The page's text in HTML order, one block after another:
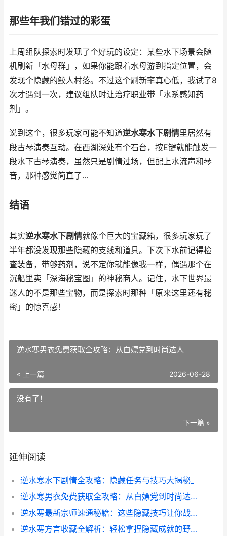
那些年我们错过的彩蛋
上周组队探索时发现了个好玩的设定：某些水下场景会随
机刷新「水母群」，如果你能跟着水母游到指定位置，会
发现个隐藏的鲛人村落。不过这个刷新率真心低，我试了8
次才遇到一次，建议组队时让治疗职业带「水系感知药
剂」。
说到这个，很多玩家可能不知道逆水寒水下剧情里居然有
段古琴演奏互动。在西湖深处有个石台，按E键就能触发一
段水下古琴演奏，虽然只是剧情过场，但配上水流声和琴
音，那种感觉简直了...
结语
其实逆水寒水下剧情就像个巨大的宝藏箱，很多玩家玩了
半年都没发现那些隐藏的支线和道具。下次下水前记得检
查装备，带够药剂，说不定你就能像我一样，偶遇那个在
沉船里卖「深海秘宝图」的神秘商人。记住，水下世界最
迷人的不是那些宝物，而是探索时那种「原来这里还有秘
密」的惊喜感！
逆水寒男衣免费获取全攻略：从白嫖党到时尚达人
« 上一篇 2026-06-28
没有了！
下一篇 »
延伸阅读
逆水寒水下剧情全攻略：隐藏任务与技巧大揭秘_
逆水寒男衣免费获取全攻略：从白嫖党到时尚达人
逆水寒最新宗师速通秘籍：这些隐藏技巧让你战力飙升
逆水寒方言收藏全解析：轻松拿捏隐藏成就的野路子